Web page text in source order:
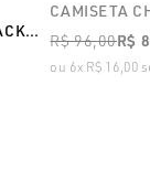
BLUSA MOLETOM CHRONIC BIG BLUEVSBLACK 007V2
CAMISETA
R$
R$ 96,00
6x R$ 16,00